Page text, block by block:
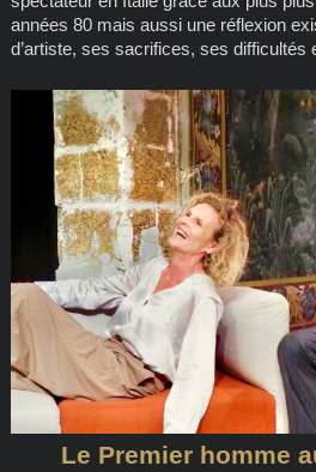
années 80 mais aussi une réflexion
d’artiste, ses sacrifices, ses difficultés
Le Premier homme